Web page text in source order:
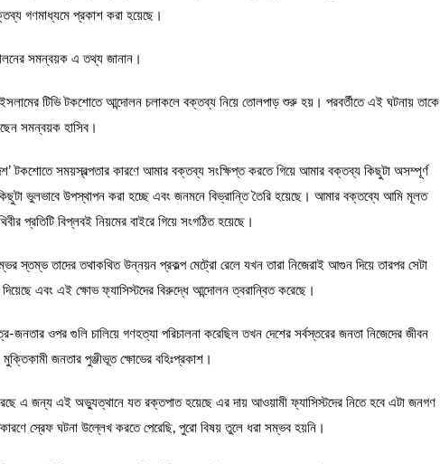
গণমাধ্যমে প্রকাশ করা হয়েছে।
সমন্বয়ক এ তথ্য জানান।
টিভি টকশোতে আন্দোলন চলাকলে বক্তব্য নিয়ে তোলপাড় শুরু হয়। পরবর্তীতে এই ঘটনায় তাকে
সমন্বয়ক হাসিব।
টকশোতে সময়স্বল্পতার কারণে আমার বক্তব্য সংক্ষিপ্ত করতে গিয়ে আমার বক্তব্য কিছুটা অসম্পূর্ণ
ভুলভাবে উপস্থাপন করা হচ্ছে এবং জনমনে বিভ্রান্তি তৈরি হয়েছে। আমার বক্তব্যে আমি মূলত
প্রতিটি বিপ্লবই নিয়মের বাইরে গিয়ে সংগঠিত হয়েছে।
স্তম্ভ তাদের তথাকথিত উন্নয়ন প্রকল্প মেট্রো রেলে যখন তারা নিজেরাই আগুন দিয়ে তারপর সেটা
দিয়েছে এবং এই ক্ষোভ ফ্যাসিস্টদের বিরুদ্ধে আন্দোলন ত্বরান্বিত করেছে।
ওপর গুলি চালিয়ে গণহত্যা পরিচালনা করেছিল তখন দেশের সর্বস্তরের জনতা নিজেদের জীবন
জনতার পুঞ্জীভূত ক্ষোভের বহিঃপ্রকাশ।
এ জন্য এই অভ্যুত্থানে যত রক্তপাত হয়েছে এর দায় আওয়ামী ফ্যাসিস্টদের নিতে হবে এটা জনগণ
স্রেফ ঘটনা উল্লেখ করতে পেরেছি, পুরো বিষয় তুলে ধরা সম্ভব হয়নি।